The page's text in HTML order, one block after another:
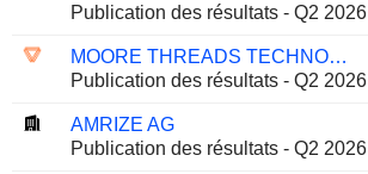
Publication des résultats - Q2 2026
MOORE THREADS TECHNOLOGY CO., LTD.
Publication des résultats - Q2 2026
AMRIZE AG
Publication des résultats - Q2 2026